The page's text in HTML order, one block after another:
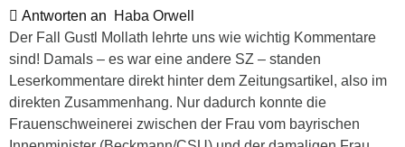
Antworten an
Haba Orwell
Der Fall Gustl Mollath lehrte uns wie wichtig Kommentare
sind! Damals – es war eine andere SZ – standen
Leserkommentare direkt hinter dem Zeitungsartikel, also im
direkten Zusammenhang. Nur dadurch konnte die
Frauenschweinerei zwischen der Frau vom bayrischen